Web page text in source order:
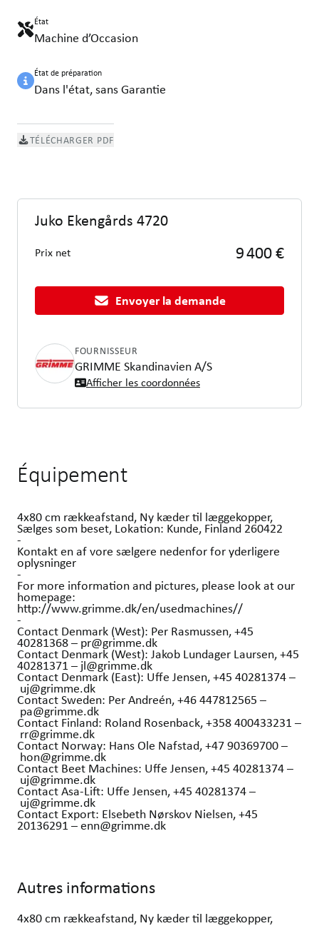
État
Machine d’Occasion
État de préparation
Dans l'état, sans Garantie
TÉLÉCHARGER PDF
Juko Ekengårds 4720
Prix net 9 400 €
Envoyer la demande
FOURNISSEUR
GRIMME Skandinavien A/S
Afficher les coordonnées
Équipement
4x80 cm rækkeafstand, Ny kæder til læggekopper,
Sælges som beset, Lokation: Kunde, Finland 260422
-
Kontakt en af vore sælgere nedenfor for yderligere
oplysninger
-
For more information and pictures, please look at our
homepage:
http://www.grimme.dk/en/usedmachines//
-
Contact Denmark (West): Per Rasmussen, +45
40281368 – pr@grimme.dk
Contact Denmark (West): Jakob Lundager Laursen, +45
40281371 – jl@grimme.dk
Contact Denmark (East): Uffe Jensen, +45 40281374 –
uj@grimme.dk
Contact Sweden: Per Andreén, +46 447812565 –
pa@grimme.dk
Contact Finland: Roland Rosenback, +358 400433231 –
rr@grimme.dk
Contact Norway: Hans Ole Nafstad, +47 90369700 –
hon@grimme.dk
Contact Beet Machines: Uffe Jensen, +45 40281374 –
uj@grimme.dk
Contact Asa-Lift: Uffe Jensen, +45 40281374 –
uj@grimme.dk
Contact Export: Elsebeth Nørskov Nielsen, +45
20136291 – enn@grimme.dk
Autres informations
4x80 cm rækkeafstand, Ny kæder til læggekopper,